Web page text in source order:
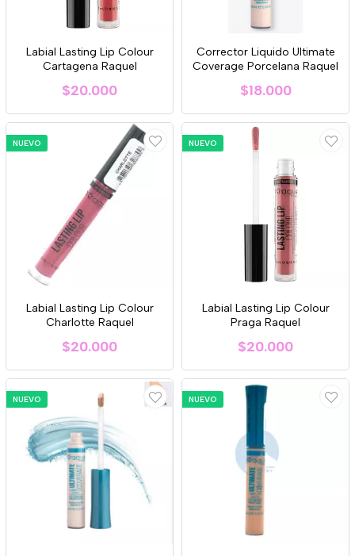
Labial Lasting Lip Colour
Cartagena Raquel
$20.000
Corrector Liquido Ultimate
Coverage Porcelana Raquel
$18.000
NUEVO
Labial Lasting Lip Colour
Charlotte Raquel
$20.000
NUEVO
Labial Lasting Lip Colour
Praga Raquel
$20.000
NUEVO NUEVO